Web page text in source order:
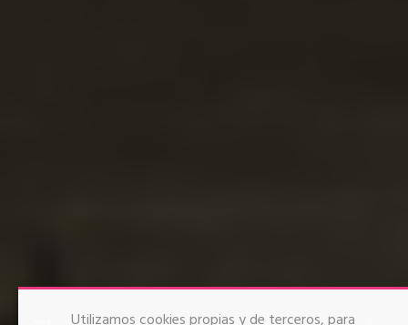
Utilizamos cookies propias y de terceros, para